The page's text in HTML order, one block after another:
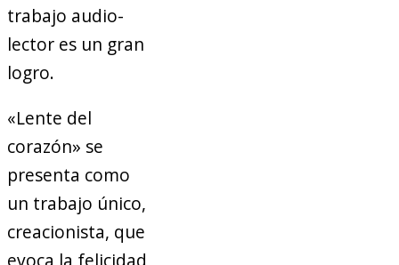
trabajo audio-
lector es un gran
logro.
«Lente del
corazón» se
presenta como
un trabajo único,
creacionista, que
evoca la felicidad